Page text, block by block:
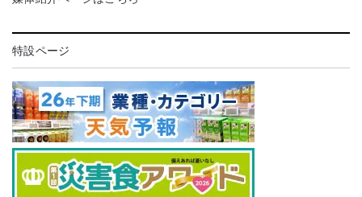
特設ページ